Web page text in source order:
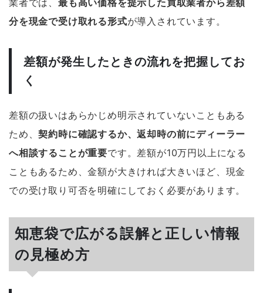
業者では、 最も高い価格を提示した買取業者から差額
分を現金で受け取れる形式が導入されています。
差額が発生したときの流れを把握してお
く
差額の扱いはあらかじめ明示されていないこともある
ため、契約時に確認するか、返却時の前にディーラー
へ相談することが重要です。差額が10万円以上になる
こともあるため、金額が大きければ大きいほど、現金
での受け取り可否を明確にしておく必要があります。
知恵袋で広がる誤解と正しい情報
の見極め方